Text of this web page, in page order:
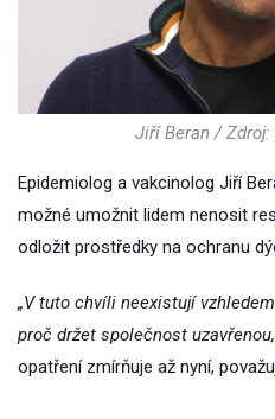
Jiří Beran / Zdroj:
Epidemiolog a vakcinolog Jiří
možné umožnit lidem nenosit
odložit prostředky na ochranu
„V tuto chvíli neexistují
proč držet společnost
opatření zmírňuje až nyní,